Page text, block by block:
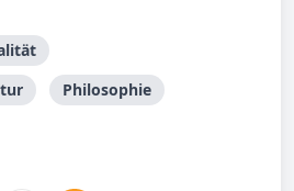
Philosophie